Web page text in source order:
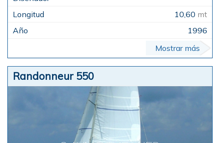
10,60 mt
1996
Mostrar más
Randonneur 550